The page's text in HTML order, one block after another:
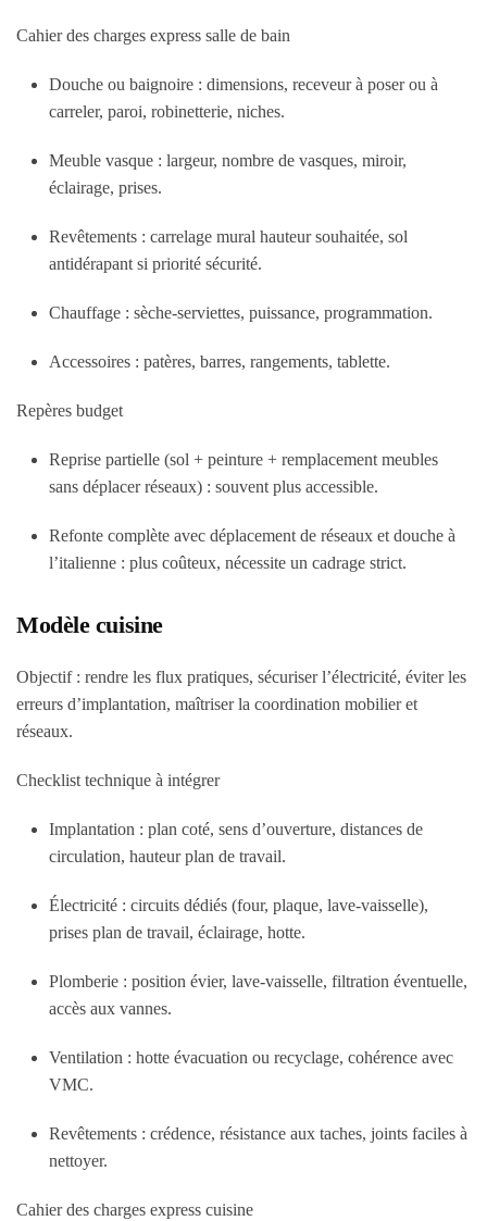
Cahier des charges express salle de bain
Douche ou baignoire : dimensions, receveur à poser ou à
carreler, paroi, robinetterie, niches.
Meuble vasque : largeur, nombre de vasques, miroir,
éclairage, prises.
Revêtements : carrelage mural hauteur souhaitée, sol
antidérapant si priorité sécurité.
Chauffage : sèche-serviettes, puissance, programmation.
Accessoires : patères, barres, rangements, tablette.
Repères budget
Reprise partielle (sol + peinture + remplacement meubles
sans déplacer réseaux) : souvent plus accessible.
Refonte complète avec déplacement de réseaux et douche à
l’italienne : plus coûteux, nécessite un cadrage strict.
Modèle cuisine
Objectif : rendre les flux pratiques, sécuriser l’électricité, éviter les
erreurs d’implantation, maîtriser la coordination mobilier et
réseaux.
Checklist technique à intégrer
Implantation : plan coté, sens d’ouverture, distances de
circulation, hauteur plan de travail.
Électricité : circuits dédiés (four, plaque, lave-vaisselle),
prises plan de travail, éclairage, hotte.
Plomberie : position évier, lave-vaisselle, filtration éventuelle,
accès aux vannes.
Ventilation : hotte évacuation ou recyclage, cohérence avec
VMC.
Revêtements : crédence, résistance aux taches, joints faciles à
nettoyer.
Cahier des charges express cuisine